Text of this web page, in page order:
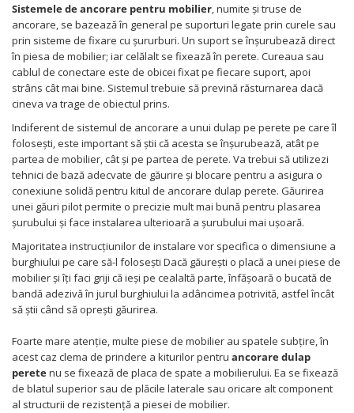
Baia bebelusului
Maternitate
Jucarii copii si jocuri educative
Jucarii dentitie
Jocuri educative
Jucarii bebelusi
Covorase ortopedice senzoriale
Cuburi magnetice JollyHeap®
Rechizite scolare
LEGO
Stikere decorative si covoare
Stickere decorative
Covorase de joaca
Siguranta animale companie
Carduri Cadou
Sistemele de ancorare pentru mobilier, numite și truse de
ancorare, se bazează în general pe suporturi legate prin curele sau
prin sisteme de fixare cu șururburi. Un suport se înșurubează direct
în piesa de mobilier; iar celălalt se fixează în perete. Cureaua sau
cablul de conectare este de obicei fixat pe fiecare suport, apoi
strâns cât mai bine. Sistemul trebuie să prevină răsturnarea dacă
cineva va trage de obiectul prins.
Indiferent de sistemul de ancorare a unui dulap pe perete pe care îl
folosești, este important să știi că acesta se înșurubează, atât pe
partea de mobilier, cât și pe partea de perete. Va trebui să utilizezi
tehnici de bază adecvate de găurire și blocare pentru a asigura o
conexiune solidă pentru kitul de ancorare dulap perete. Găurirea
unei găuri pilot permite o precizie mult mai bună pentru plasarea
șurubului și face instalarea ulterioară a șurubului mai ușoară.
Majoritatea instrucțiunilor de instalare vor specifica o dimensiune a
burghiului pe care să-l folosești Dacă găurești o placă a unei piese de
mobilier și îți faci griji că ieși pe cealaltă parte, înfășoară o bucată de
bandă adezivă în jurul burghiului la adâncimea potrivită, astfel încât
să știi când să oprești găurirea.
Foarte mare atenție, multe piese de mobilier au spatele subțire, în
acest caz clema de prindere a kiturilor pentru ancorare dulap
peretenu se fixează de placa de spate a mobilierului. Ea se fixează
de blatul superior sau de plăcile laterale sau oricare alt component
al structurii de rezistență a piesei de mobilier.